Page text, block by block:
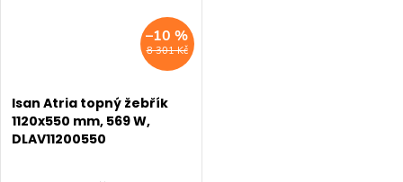
8 301 Kč
–10 %
Isan Atria topný žebřík
1120x550 mm, 569 W,
DLAV11200550